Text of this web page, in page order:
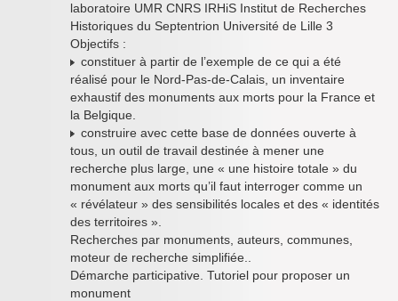
laboratoire UMR CNRS IRHiS Institut de Recherches
Historiques du Septentrion Université de Lille 3
Objectifs :
constituer à partir de l’exemple de ce qui a été
réalisé pour le Nord-Pas-de-Calais, un inventaire
exhaustif des monuments aux morts pour la France et
la Belgique.
construire avec cette base de données ouverte à
tous, un outil de travail destinée à mener une
recherche plus large, une « une histoire totale » du
monument aux morts qu’il faut interroger comme un
« révélateur » des sensibilités locales et des « identités
des territoires ».
Recherches par monuments, auteurs, communes,
moteur de recherche simplifiée..
Démarche participative. Tutoriel pour proposer un
monument